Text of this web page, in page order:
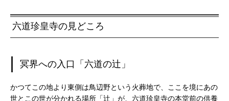
六道珍皇寺の見どころ
冥界への入口「六道の辻」
かつてこの地より東側は鳥辺野という火葬地で、ここを境にあの
世とこの世が分かれる場所「辻」が、六道珍皇寺の本堂前の供養